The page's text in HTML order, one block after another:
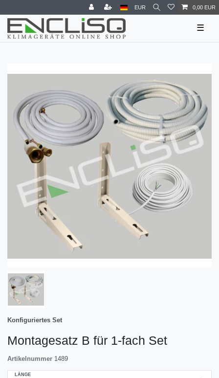
EUR 0,00 EUR
☰
Konfiguriertes Set
Montagesatz B für 1-fach Set
Artikelnummer 1489
LÄNGE